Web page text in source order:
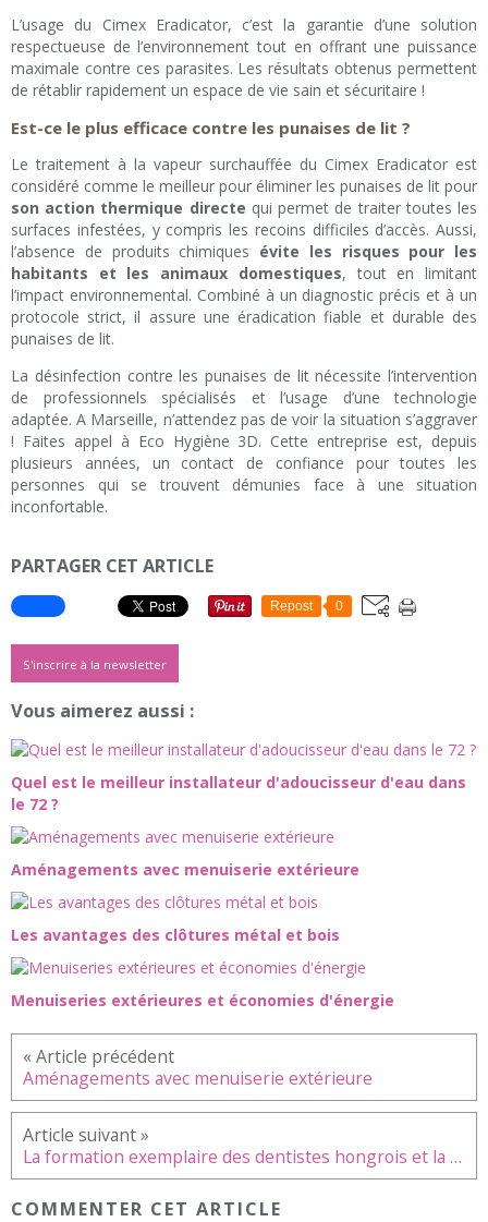
L’usage du Cimex Eradicator, c’est la garantie d’une solution
respectueuse de l’environnement tout en offrant une puissance
maximale contre ces parasites. Les résultats obtenus permettent
de rétablir rapidement un espace de vie sain et sécuritaire !
Est-ce le plus efficace contre les punaises de lit ?
Le traitement à la vapeur surchauffée du Cimex Eradicator est
considéré comme le meilleur pour éliminer les punaises de lit pour
son action thermique directe qui permet de traiter toutes les
surfaces infestées, y compris les recoins difficiles d’accès. Aussi,
l’absence de produits chimiques évite les risques pour les
habitants et les animaux domestiques, tout en limitant
l’impact environnemental. Combiné à un diagnostic précis et à un
protocole strict, il assure une éradication fiable et durable des
punaises de lit.
La désinfection contre les punaises de lit nécessite l’intervention
de professionnels spécialisés et l’usage d’une technologie
adaptée. A Marseille, n’attendez pas de voir la situation s’aggraver
! Faites appel à Eco Hygiène 3D. Cette entreprise est, depuis
plusieurs années, un contact de confiance pour toutes les
personnes qui se trouvent démunies face à une situation
inconfortable.
PARTAGER CET ARTICLE
Repost 0
S'inscrire à la newsletter
Vous aimerez aussi :
Quel est le meilleur installateur d'adoucisseur d'eau dans
le 72 ?
Aménagements avec menuiserie extérieure
Les avantages des clôtures métal et bois
Menuiseries extérieures et économies d'énergie
Aménagements avec menuiserie extérieure
La formation exemplaire des dentistes hongrois et la qualité exceptionnelle de leurs soins dentaires
COMMENTER CET ARTICLE